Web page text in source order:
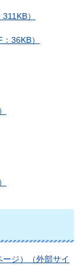
）
36KB）
ジ）（外部サイ